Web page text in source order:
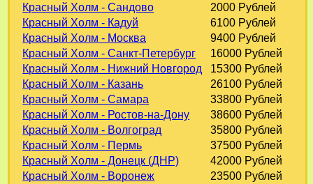
Красный Холм - Сандово
2000 Рублей
Красный Холм - Кадуй
6100 Рублей
Красный Холм - Москва
9400 Рублей
Красный Холм - Санкт-Петербург
16000 Рублей
Красный Холм - Нижний Новгород
15300 Рублей
Красный Холм - Казань
26100 Рублей
Красный Холм - Самара
33800 Рублей
Красный Холм - Ростов-на-Дону
38600 Рублей
Красный Холм - Волгоград
35800 Рублей
Красный Холм - Пермь
37500 Рублей
Красный Холм - Донецк (ДНР)
42000 Рублей
Красный Холм - Воронеж
23500 Рублей